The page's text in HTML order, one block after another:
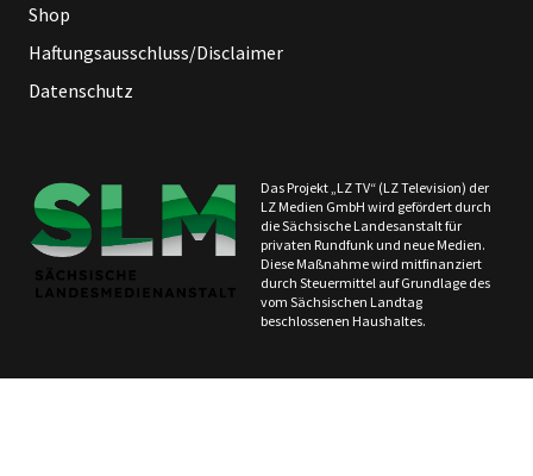
Shop
Haftungsausschluss/Disclaimer
Datenschutz
Das Projekt „LZ TV“ (LZ Television) der
LZ Medien GmbH wird gefördert durch
die Sächsische Landesanstalt für
privaten Rundfunk und neue Medien.
Diese Maßnahme wird mitfinanziert
durch Steuermittel auf Grundlage des
vom Sächsischen Landtag
beschlossenen Haushaltes.